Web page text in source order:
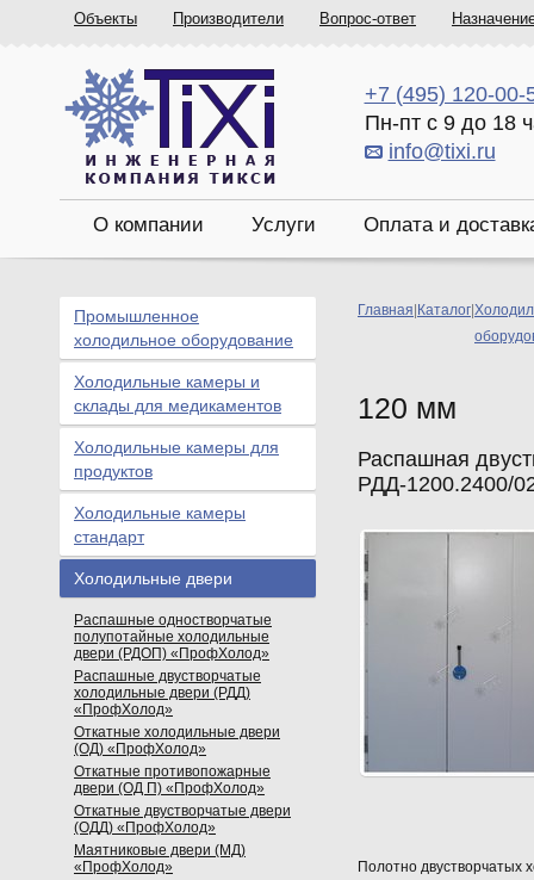
Объекты Производители Вопрос-ответ
+7 (495) 120-00-
Пн-пт с 9 до 18
info@tixi.ru
О компании Услуги Оплата и
Главная Каталог
120 мм
Распашная
РДД-1200.2400/
Полотно двустворчатых
Промышленное
холодильное оборудование
Холодильные камеры и
склады для медикаментов
Холодильные камеры для
продуктов
Холодильные камеры
стандарт
Холодильные двери
Распашные одностворчатые
полупотайные холодильные
двери (РДОП) «ПрофХолод»
Распашные двустворчатые
холодильные двери (РДД)
«ПрофХолод»
Откатные холодильные двери
(ОД) «ПрофХолод»
Откатные противопожарные
двери (ОД П) «ПрофХолод»
Откатные двустворчатые двери
(ОДД) «ПрофХолод»
Маятниковые двери (МД)
«ПрофХолод»